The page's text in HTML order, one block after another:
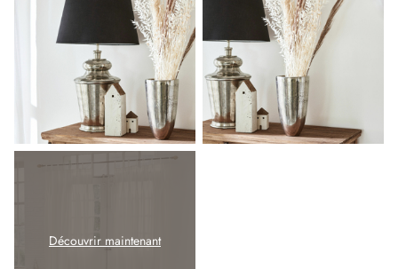
Découvrir maintenant